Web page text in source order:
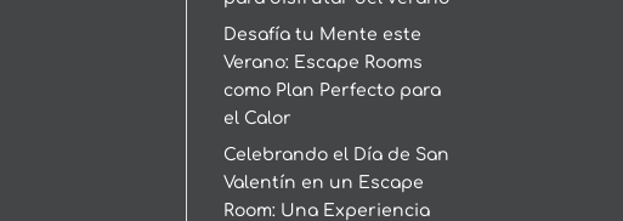
Desafía tu Mente este
Verano: Escape Rooms
como Plan Perfecto para
el Calor
Celebrando el Día de San
Valentín en un Escape
Room: Una Experiencia